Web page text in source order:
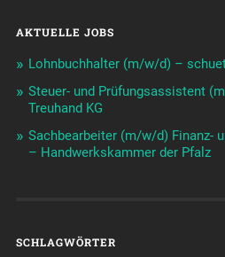
AKTUELLE JOBS
Lohnbuchhalter (m/w/d) –
Steuer- und Prüfungsassistent
Treuhand KG
Sachbearbeiter (m/w/d) Finanz-
– Handwerkskammer der Pfalz
SCHLAGWÖRTER